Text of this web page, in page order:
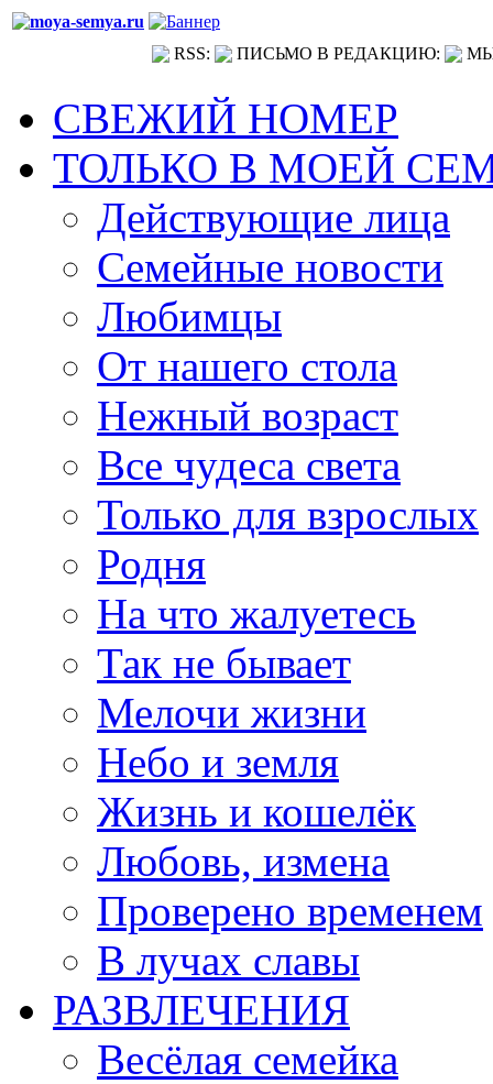
RSS: ПИСЬМО В РЕДАКЦИЮ:
СВЕЖИЙ НОМЕР
ТОЛЬКО В МОЕЙ
Действующие лица
Семейные новости
Любимцы
От нашего стола
Нежный возраст
Все чудеса света
Только для взрослых
Родня
На что жалуетесь
Так не бывает
Мелочи жизни
Небо и земля
Жизнь и кошелёк
Любовь, измена
Проверено временем
В лучах славы
РАЗВЛЕЧЕНИЯ
Весёлая семейка